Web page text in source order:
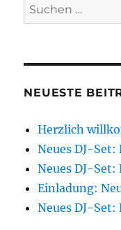
Suchen
nach:
NEUESTE
Herzlich
Neues DJ-Set:
Neues DJ-Set:
Einladung:
Neues DJ-Set: